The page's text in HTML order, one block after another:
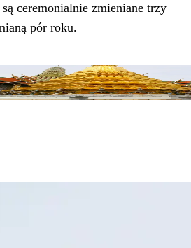
ceremonialnie zmieniane trzy
pór roku.